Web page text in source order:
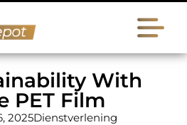
With
PET Film
2025Dienstverlening